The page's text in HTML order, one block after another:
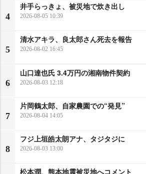
4
井手らっきょ、被災地で炊き出し
2026-08-05 10:39
5
清水アキラ、良太郎さん死去を報告
2026-08-02 16:45
6
山口達也氏 3.4万円の湘南物件契約
2026-08-03 12:18
7
片岡鶴太郎、自家農園での“発見”
2026-08-04 14:05
8
フジ上垣皓太朗アナ、タジタジに
2026-08-03 13:00
松本潤、熊本地震被災地へコメント